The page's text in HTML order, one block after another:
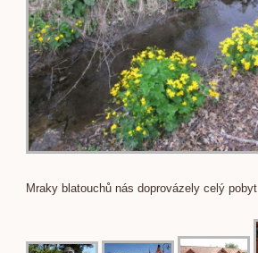
Mraky blatouchů nás doprovázely celý pobyt